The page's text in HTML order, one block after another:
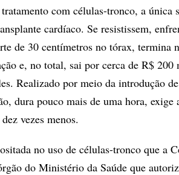
com células-tronco, a única
cardíaco. Se resistissem,
de 30 centímetros no tórax, termina
e, no total, sai por cerca de R$
Realizado por meio da introdução
dura pouco mais de uma hora, exige
vezes menos.
no uso de células-tronco que a
do Ministério da Saúde que